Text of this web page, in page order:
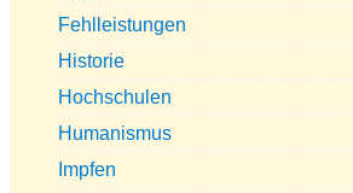
Fehlleistungen
Historie
Hochschulen
Humanismus
Impfen